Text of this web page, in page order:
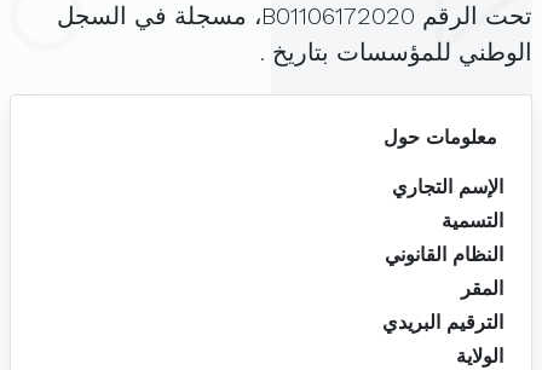
تحت الرقم B01106172020، مسجلة في السجل
الوطني للمؤسسات بتاريخ .
معلومات حول
الإسم التجاري
التسمية
النظام القانوني
المقر
الترقيم البريدي
الولاية